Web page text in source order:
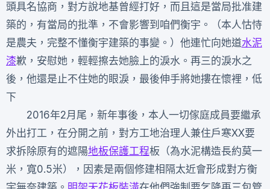
頭具名協商，對方說地基曾經打好，而且這是當局批准建
築的，有當局的批準，不會影響到咱們衡宇。（本人怙恃
是農夫，完整不懂衡宇建築的事變。）他連忙向她道水泥
漆歉，安慰她，輕輕擦去她臉上的淚水。再三的淚水之
後，他還是止不住她的眼淚，最後伸手將她摟在懷裡，低
下
2016年2月尾，新年事後，本人一切傢庭成員要繼承
外出打工，在分開之前，對方工地治理人兼住戶寒XX要
求拆除原有的遮陽地板保護工程板（為水泥構造長約莫一
米，寬0.5米），因素是兩個修建相隔太近會形成對方衡